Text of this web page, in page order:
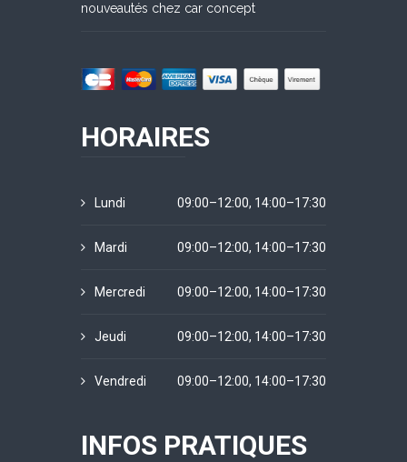
nouveautés chez car concept
HORAIRES
Lundi 09:00–12:00, 14:00–17:30
Mardi 09:00–12:00, 14:00–17:30
Mercredi 09:00–12:00, 14:00–17:30
Jeudi 09:00–12:00, 14:00–17:30
Vendredi 09:00–12:00, 14:00–17:30
INFOS PRATIQUES